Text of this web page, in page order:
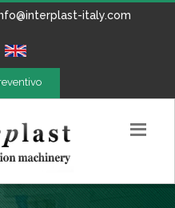
italy.com